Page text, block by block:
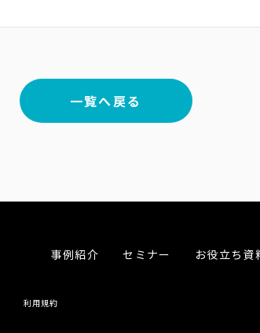
一覧へ戻る
事例紹介 セミナー お役立ち資
利用規約